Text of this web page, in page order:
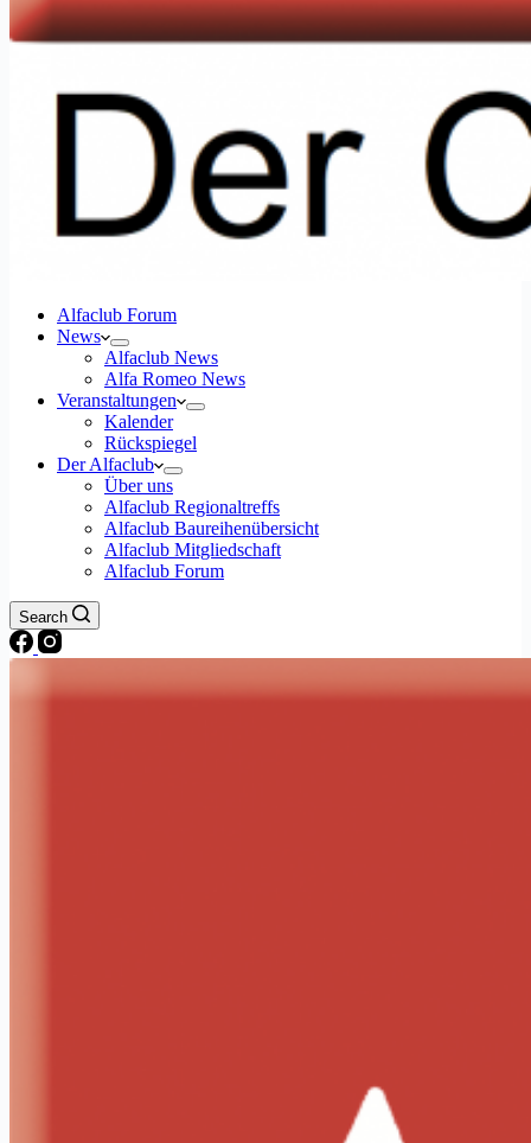
Alfaclub Forum
News
Alfaclub News
Alfa Romeo News
Veranstaltungen
Kalender
Rückspiegel
Der Alfaclub
Über uns
Alfaclub Regionaltreffs
Alfaclub Baureihenübersicht
Alfaclub Mitgliedschaft
Alfaclub Forum
Search